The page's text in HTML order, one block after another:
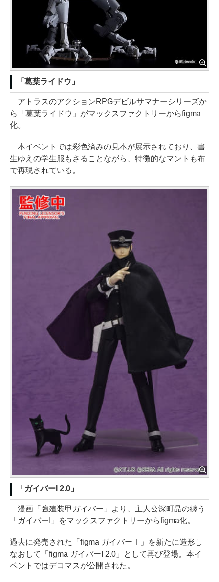
「葛葉ライドウ」
アトラスのアクションRPGデビルサマナーシリーズか
ら「葛葉ライドウ」がマックスファクトリーからfigma
化。
本イベントでは彩色済みの見本が展示されており、書
生ゆえの学生服もさることながら、特徴的なマントも布
で再現されている。
「ガイバーI 2.0」
漫画「強殖装甲ガイバー」より、主人公深町晶の纏う
「ガイバーI」をマックスファクトリーからfigma化。
過去に発売された「figma ガイバーⅠ」を新たに造形し
なおして「figma ガイバーI 2.0」として再び登場。本イ
ベントではデコマスが公開された。